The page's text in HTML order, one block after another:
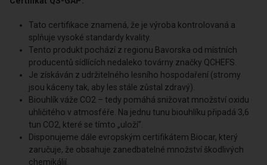
přísun pitné vody.
Certifikát QS-GAP:
Certifikát QS-GAP:
Tato certifikace znamená, že je výroba kontrolovaná a
splňuje vysoké standardy kvality.
Tento produkt pochází z regionu Bavorska od místních
producentů sídlících nedaleko továrny značky QCHEFS.
Je získáván z udržitelného lesního hospodaření (stromy
jsou káceny tak, aby les stále zůstal zdravý).